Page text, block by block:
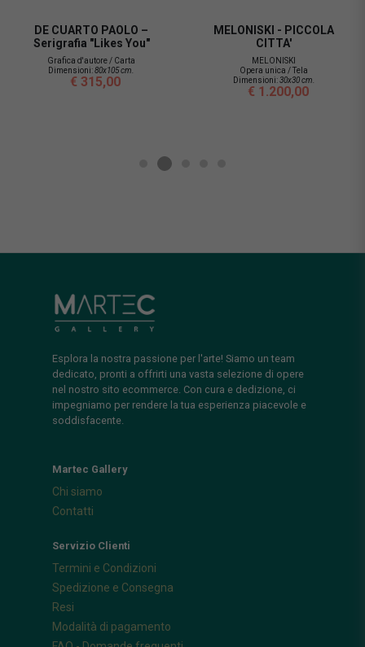
DE CUARTO PAOLO –
Serigrafia "Likes You"
Grafica d'autore / Carta
Dimensioni:80x105 cm.
€ 315,00
MELONISKI - PICCOLA
CITTA'
MELONISKI
Opera unica / Tela
Dimensioni:30x30 cm.
€ 1.200,00
Esplora la nostra passione per l'arte! Siamo un team
dedicato, pronti a offrirti una vasta selezione di opere
nel nostro sito ecommerce. Con cura e dedizione, ci
impegniamo per rendere la tua esperienza piacevole e
soddisfacente.
Martec Gallery
Chi siamo
Contatti
Servizio Clienti
Termini e Condizioni
Spedizione e Consegna
Resi
Modalità di pagamento